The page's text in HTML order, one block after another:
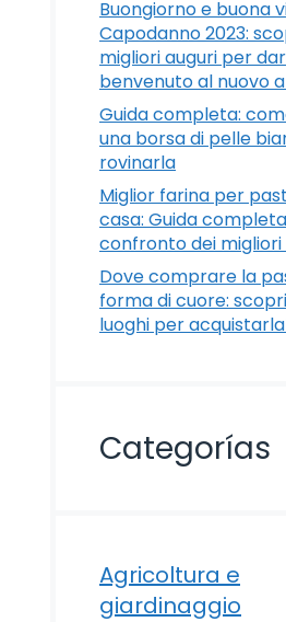
Buongiorno e buona
Capodanno 2023:
migliori auguri per
benvenuto al nuovo
Guida completa:
una borsa di pelle
rovinarla
Miglior farina per
casa: Guida
confronto dei
Dove comprare la
forma di cuore:
luoghi per
Categorías
Agricoltura e
giardinaggio